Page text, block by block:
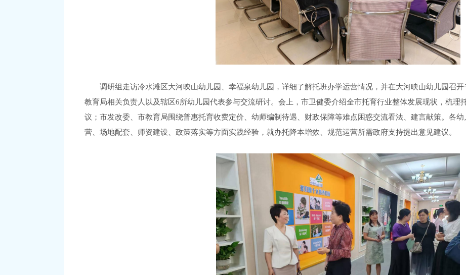
调研组走访冷水滩区大河映山幼儿园、 幸福泉幼儿园， 详细了解托班办学运营情况， 并在大河映山幼儿园召开
教育局相关负责人以及辖区6所幼儿园代表参与交流研讨。 会上 ，市卫健委介绍全市托育行业整体发展现状，梳理
议；市发改委、市教育局围绕普惠托育收费定价、幼师编制待遇、财政保障等难点困惑交流看法、建言献策。各
营、场地配套、师资建设、政策落实等方面实践经验， 就办托降本增效、规范运营所需政府支持提出意见建议。